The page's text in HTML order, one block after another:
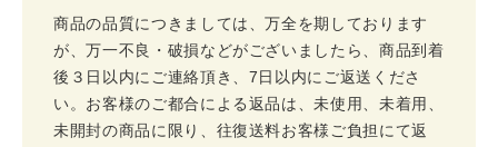
商品の品質につきましては、万全を期しております
が、万一不良・破損などがございましたら、商品到着
後３日以内にご連絡頂き、7日以内にご返送くださ
い。お客様のご都合による返品は、未使用、未着用、
未開封の商品に限り、往復送料お客様ご負担にて返